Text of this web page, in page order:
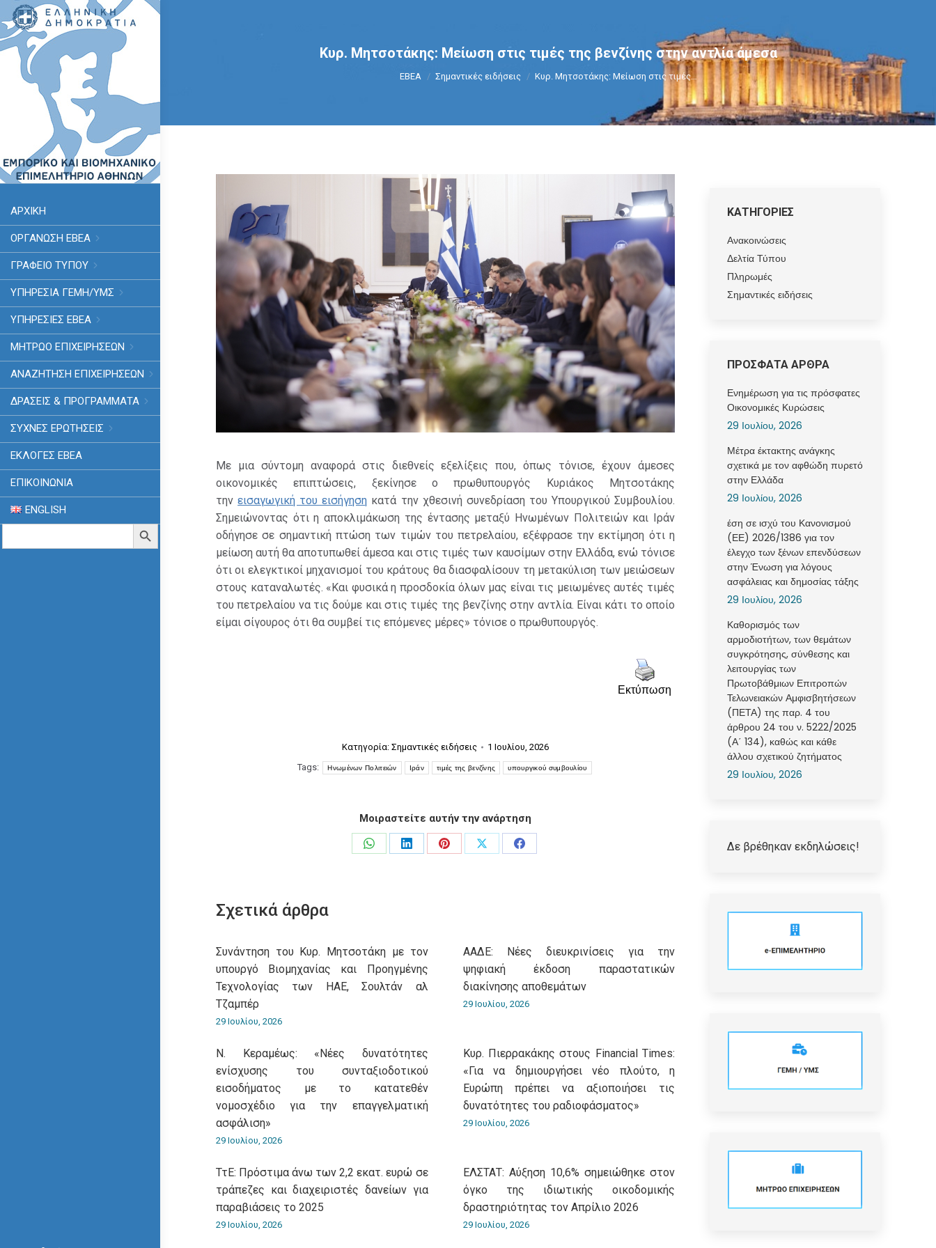
ΑΡΧΙΚΗ
ΟΡΓΑΝΩΣΗ ΕΒΕΑ
ΓΡΑΦΕΙΟ ΤΥΠΟΥ
ΥΠΗΡΕΣΊΑ ΓΕΜΗ/ΥΜΣ
ΥΠΗΡΕΣΙΕΣ ΕΒΕΑ
ΜΗΤΡΩΟ ΕΠΙΧΕΙΡΗΣΕΩΝ
ΑΝΑΖΗΤΗΣΗ ΕΠΙΧΕΙΡΗΣΕΩΝ
ΔΡΑΣΕΙΣ & ΠΡΟΓΡΑΜΜΑΤΑ
ΣΥΧΝΕΣ ΕΡΩΤΗΣΕΙΣ
ΕΚΛΟΓΈΣ ΕΒΕΑ
ΕΠΙΚΟΙΝΩΝΙΑ
ENGLISH
Search
Search Button
Κυρ. Μητσοτάκης: Μείωση στις τιμές της βενζίνης στην αντλία άμεσα
You are here:
ΕΒΕΑ Σημαντικές ειδήσεις Κυρ. Μητσοτάκης: Μείωση στις τιμές…
Με μια σύντομη αναφορά στις διεθνείς εξελίξεις που, όπως τόνισε, έχουν άμεσες
οικονομικές επιπτώσεις, ξεκίνησε ο πρωθυπουργός Κυριάκος Μητσοτάκης
τηνεισαγωγική του εισήγηση κατά την χθεσινή συνεδρίαση του Υπουργικού Συμβουλίου.
Σημειώνοντας ότι η αποκλιμάκωση της έντασης μεταξύ Ηνωμένων Πολιτειών και Ιράν
οδήγησε σε σημαντική πτώση των τιμών του πετρελαίου, εξέφρασε την εκτίμηση ότι η
μείωση αυτή θα αποτυπωθεί άμεσα και στις τιμές των καυσίμων στην Ελλάδα, ενώ τόνισε
ότι οι ελεγκτικοί μηχανισμοί του κράτους θα διασφαλίσουν τη μετακύλιση των μειώσεων
στους καταναλωτές. «Και φυσικά η προσδοκία όλων μας είναι τις μειωμένες αυτές τιμές
του πετρελαίου να τις δούμε και στις τιμές της βενζίνης στην αντλία. Είναι κάτι το οποίο
είμαι σίγουρος ότι θα συμβεί τις επόμενες μέρες» τόνισε ο πρωθυπουργός.
Εκτύπωση
Κατηγορία: Σημαντικές ειδήσεις
1 Ιουλίου, 2026
Tags:
Ηνωμένων Πολιτειών Ιράν τιμές της βενζίνης υπουργικού συμβουλίου
Μοιραστείτε αυτήν την ανάρτηση
Share
Share
Share
Share
Share
Σχετικά άρθρα
Συνάντηση του Κυρ. Μητσοτάκη με τον
υπουργό Βιομηχανίας και Προηγμένης
Τεχνολογίας των ΗΑΕ, Σουλτάν αλ
Τζαμπέρ
29 Ιουλίου, 2026
ΑΑΔΕ: Νέες διευκρινίσεις για την
ψηφιακή έκδοση παραστατικών
διακίνησης αποθεμάτων
29 Ιουλίου, 2026
Ν. Κεραμέως: «Νέες δυνατότητες
ενίσχυσης του συνταξιοδοτικού
εισοδήματος με το κατατεθέν
νομοσχέδιο για την επαγγελματική
ασφάλιση»
29 Ιουλίου, 2026
Κυρ. Πιερρακάκης στους Financial Times:
«Για να δημιουργήσει νέο πλούτο, η
Ευρώπη πρέπει να αξιοποιήσει τις
δυνατότητες του ραδιοφάσματος»
29 Ιουλίου, 2026
ΤτΕ: Πρόστιμα άνω των 2,2 εκατ. ευρώ σε
τράπεζες και διαχειριστές δανείων για
παραβιάσεις το 2025
29 Ιουλίου, 2026
ΕΛΣΤΑΤ: Αύξηση 10,6% σημειώθηκε στον
όγκο της ιδιωτικής οικοδομικής
δραστηριότητας τον Απρίλιο 2026
29 Ιουλίου, 2026
ΚΑΤΗΓΟΡΙΕΣ
Ανακοινώσεις
Δελτία Τύπου
Πληρωμές
Σημαντικές ειδήσεις
ΠΡΟΣΦΑΤΑ ΑΡΘΡΑ
Ενημέρωση για τις πρόσφατες
Οικονομικές Κυρώσεις
29 Ιουλίου, 2026
Μέτρα έκτακτης ανάγκης
σχετικά με τον αφθώδη πυρετό
στην Ελλάδα
29 Ιουλίου, 2026
έση σε ισχύ του Κανονισμού
(ΕΕ) 2026/1386 για τον
έλεγχο των ξένων επενδύσεων
στην Ένωση για λόγους
ασφάλειας και δημοσίας τάξης
29 Ιουλίου, 2026
Καθορισμός των
αρμοδιοτήτων, των θεμάτων
συγκρότησης, σύνθεσης και
λειτουργίας των
Πρωτοβάθμιων Επιτροπών
Τελωνειακών Αμφισβητήσεων
(ΠΕΤΑ) της παρ. 4 του
άρθρου 24 του ν. 5222/2025
(Α΄ 134), καθώς και κάθε
άλλου σχετικού ζητήματος
29 Ιουλίου, 2026
Δε βρέθηκαν εκδηλώσεις!